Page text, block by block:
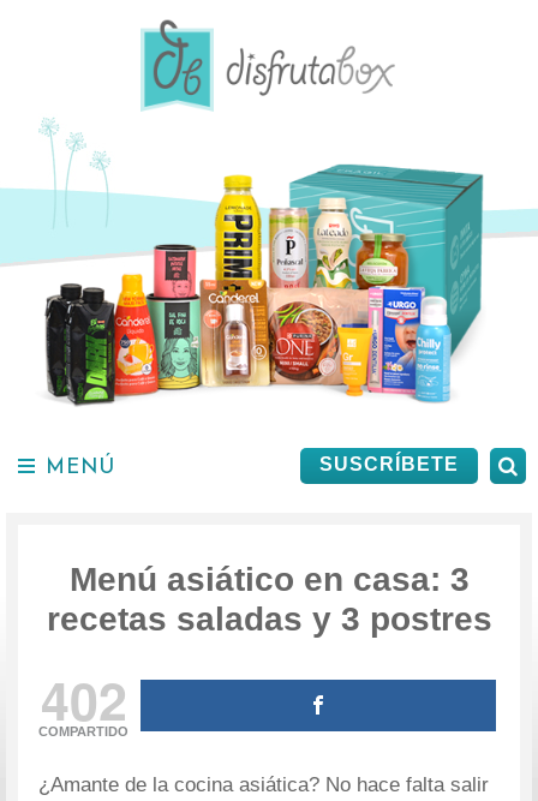
SUSCRÍBETE
MENÚ
Menú asiático en casa: 3
recetas saladas y 3 postres
402
COMPARTIDO
¿Amante de la cocina asiática? No hace falta salir